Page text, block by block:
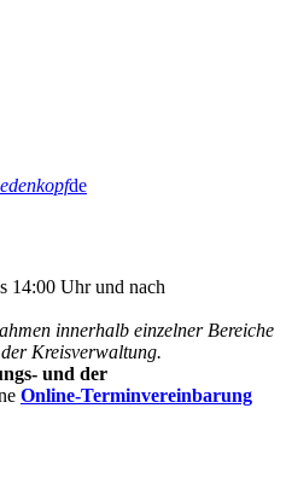
de
14:00 Uhr und nach
innerhalb einzelner Bereiche
Kreisverwaltung.
und der
Online-Terminvereinbarung